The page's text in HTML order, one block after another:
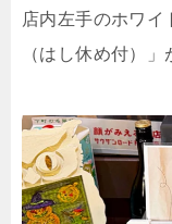
店内左手のホワ
（はし休め付）」